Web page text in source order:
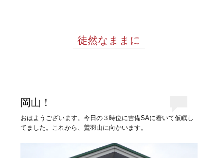
徒然なままに
岡山！
おはようございます。今日の３時位に吉備SAに着いて仮眠し
てました。これから、鷲羽山に向かいます。